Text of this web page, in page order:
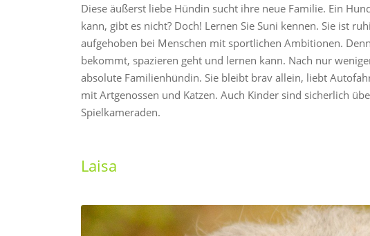
Diese äußerst liebe Hündin sucht ihre neue Familie. Ein
kann, gibt es nicht? Doch! Lernen Sie Suni kennen. Sie ist
aufgehoben bei Menschen mit sportlichen Ambitionen.
bekommt, spazieren geht und lernen kann. Nach nur
absolute Familienhündin. Sie bleibt brav allein, liebt
mit Artgenossen und Katzen. Auch Kinder sind sicherlich
Spielkameraden.
Laisa